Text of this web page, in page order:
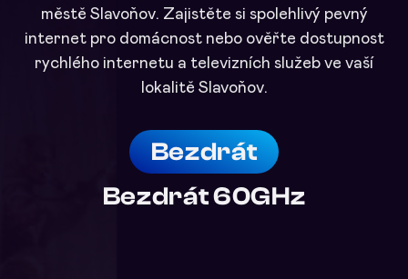
městě Slavoňov. Zajistěte si spolehlivý pevný
internet pro domácnost nebo ověřte dostupnost
rychlého internetu a televizních služeb ve vaší
lokalitě Slavoňov.
Bezdrát
Bezdrát 60GHz